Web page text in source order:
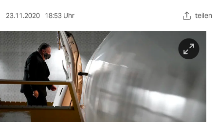
sport
berlin
nord
wahrheit
verlag
23.11.2020 18:53 Uhr teilen